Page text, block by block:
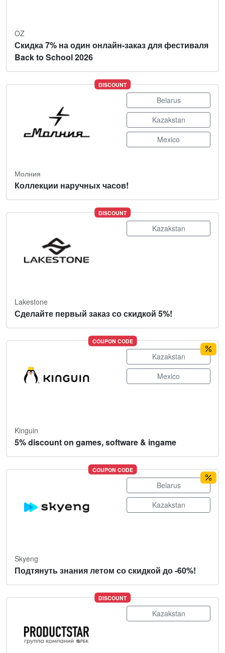
OZ
Скидка 7% на один онлайн-заказ для фестиваля
Back to School 2026
DISCOUNT
Belarus
Kazakstan
Mexico
Молния
Коллекции наручных часов!
DISCOUNT
Kazakstan
Lakestone
Сделайте первый заказ со скидкой 5%!
COUPON CODE
Kazakstan
Mexico
Kinguin
5% discount on games, software & ingame
COUPON CODE
Belarus
Kazakstan
Skyeng
Подтянуть знания летом со скидкой до -60%!
DISCOUNT
Kazakstan